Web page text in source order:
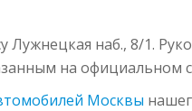
наб., 8/1.
на официальном
Москвы